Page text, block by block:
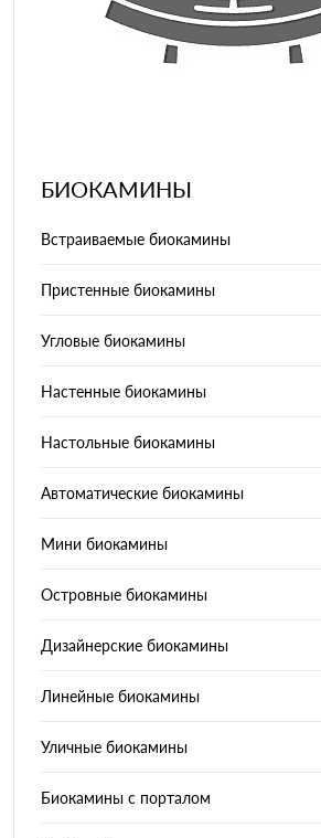
БИОКАМИНЫ
Встраиваемые биокамины
Пристенные биокамины
Угловые биокамины
Настенные биокамины
Настольные биокамины
Автоматические биокамины
Мини биокамины
Островные биокамины
Дизайнерские биокамины
Линейные биокамины
Уличные биокамины
Биокамины с порталом